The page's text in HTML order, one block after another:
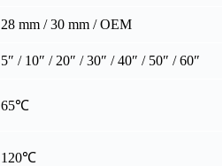
28 mm / 30 mm / OEM
5″ / 10″ / 20″ / 30″ / 40″ / 50″ / 60″
65℃
120℃